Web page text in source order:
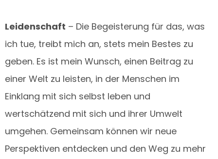
Leidenschaft – Die Begeisterung für das, was
ich tue, treibt mich an, stets mein Bestes zu
geben. Es ist mein Wunsch, einen Beitrag zu
einer Welt zu leisten, in der Menschen im
Einklang mit sich selbst leben und
wertschätzend mit sich und ihrer Umwelt
umgehen. Gemeinsam können wir neue
Perspektiven entdecken und den Weg zu mehr